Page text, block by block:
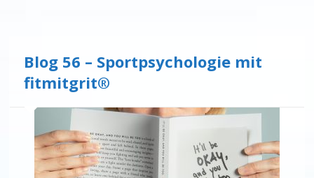
Blog 56 – Sportpsychologie mit
fitmitgrit®